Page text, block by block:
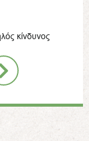
κίνδυνος